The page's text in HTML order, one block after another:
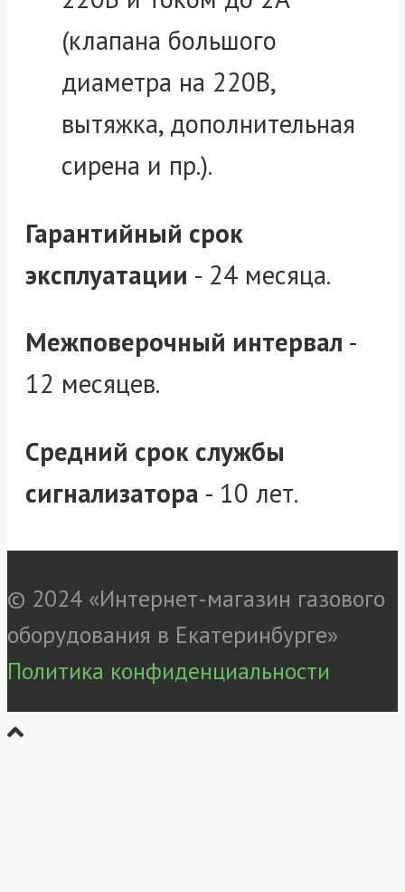
(клапана большого
диаметра на 220В,
вытяжка, дополнительная
сирена и пр.).
Гарантийный срок
эксплуатации - 24 месяца.
Межповерочный интервал -
12 месяцев.
Средний срок службы
сигнализатора - 10 лет.
© 2024 «Интернет-магазин газового
оборудования в Екатеринбурге»
Политика конфиденциальности